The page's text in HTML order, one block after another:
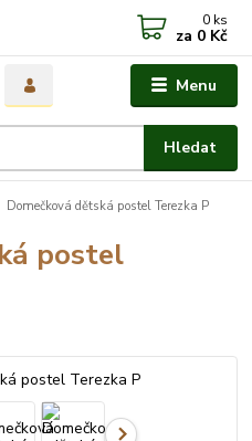
Menu
Hledat
0 ks
za 0 Kč
Domečková dětská postel Terezka P
postel